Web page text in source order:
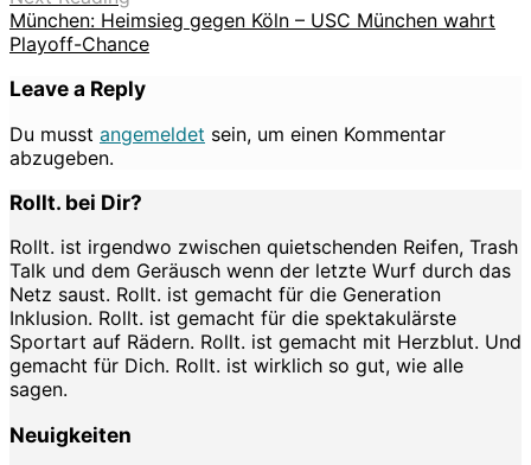
München: Heimsieg gegen Köln – USC München wahrt
Playoff-Chance
Leave a Reply
Du musst angemeldet sein, um einen Kommentar
abzugeben.
Rollt. bei Dir?
Rollt. ist irgendwo zwischen quietschenden Reifen, Trash
Talk und dem Geräusch wenn der letzte Wurf durch das
Netz saust. Rollt. ist gemacht für die Generation
Inklusion. Rollt. ist gemacht für die spektakulärste
Sportart auf Rädern. Rollt. ist gemacht mit Herzblut. Und
gemacht für Dich. Rollt. ist wirklich so gut, wie alle
sagen.
Neuigkeiten